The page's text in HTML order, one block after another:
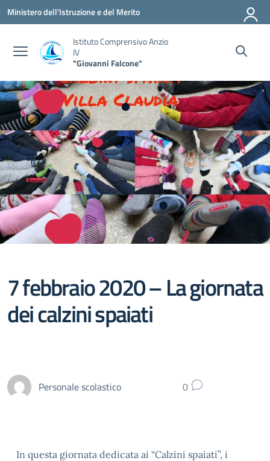
Vai ai contenuti
Vai al menu di navigazione
Vai al footer
Ministero dell'Istruzione e del Merito
Istituto Comprensivo Anzio
IV
"Giovanni Falcone"
7 febbraio 2020 – La giornata
dei calzini spaiati
Personale scolastico 0
In questa giornata dedicata ai “Calzini spaiati”, i